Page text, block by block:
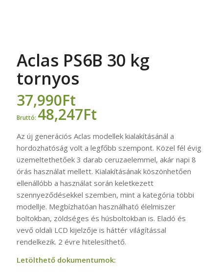
Aclas PS6B 30 kg
tornyos
37,990Ft
Bruttó: 48,247Ft
Az új generációs Aclas modellek kialakításánál a
hordozhatóság volt a legfőbb szempont. Közel fél évig
üzemeltethetőek 3 darab ceruzaelemmel, akár napi 8
órás használat mellett. Kialakításának köszönhetően
ellenállóbb a használat során keletkezett
szennyeződésekkel szemben, mint a kategória többi
modellje. Megbízhatóan használható élelmiszer
boltokban, zöldséges és húsboltokban is. Eladó és
vevő oldali LCD kijelzője is háttér világítással
rendelkezik. 2 évre hitelesíthető.
Letölthető dokumentumok: